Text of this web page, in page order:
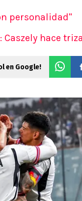
personalidad"
hace
en Google!